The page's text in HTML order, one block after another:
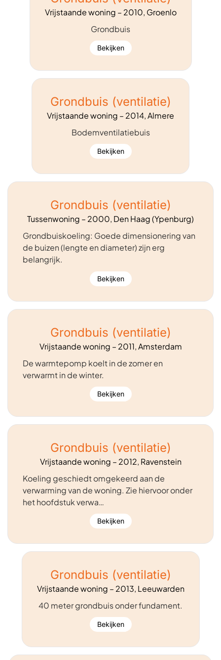
Vrijstaande woning – 2010, Groenlo
Grondbuis
Bekijken
Grondbuis (ventilatie)
Vrijstaande woning – 2014, Almere
Bodemventilatiebuis
Bekijken
Grondbuis (ventilatie)
Tussenwoning – 2000, Den Haag (Ypenburg)
Grondbuiskoeling: Goede dimensionering van
de buizen (lengte en diameter) zijn erg
belangrijk.
Bekijken
Grondbuis (ventilatie)
Vrijstaande woning – 2011, Amsterdam
De warmtepomp koelt in de zomer en
verwarmt in de winter.
Bekijken
Grondbuis (ventilatie)
Vrijstaande woning – 2012, Ravenstein
Koeling geschiedt omgekeerd aan de
verwarming van de woning. Zie hiervoor onder
het hoofdstuk verwa…
Bekijken
Grondbuis (ventilatie)
Vrijstaande woning – 2013, Leeuwarden
40 meter grondbuis onder fundament.
Bekijken